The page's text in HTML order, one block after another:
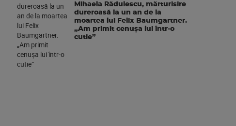
Mihaela Rădulescu, mărturisire
dureroasă la un an de la
moartea lui Felix Baumgartner.
„Am primit cenușa lui într-o
cutie”